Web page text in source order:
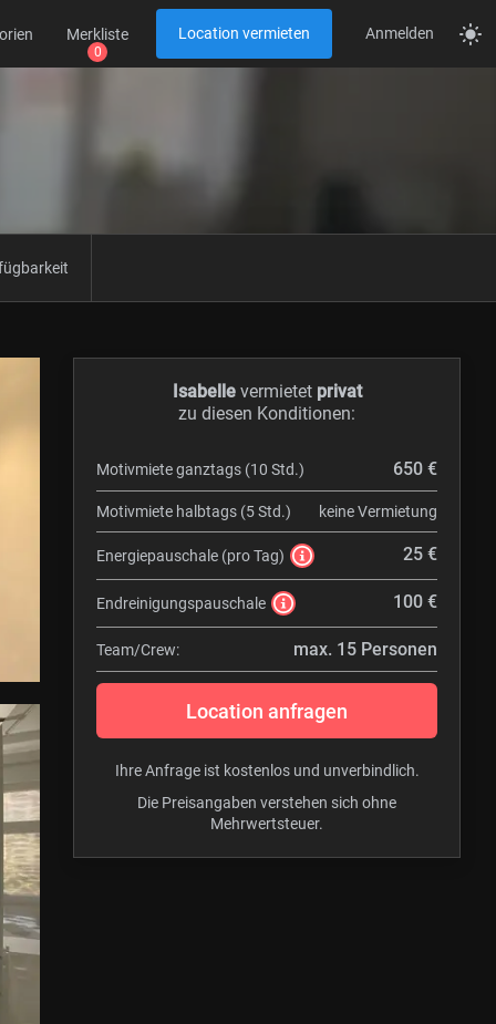
Merkliste Location vermieten Anmelden
Isabellevermietet privat
zu diesen Konditionen:
Motivmiete ganztags (10 Std.) 650 €
Motivmiete halbtags (5 Std.) keine Vermietung
Energiepauschale (pro Tag) 25 €
Endreinigungspauschale 100 €
Team/Crew: max. 15 Personen
Location anfragen
Ihre Anfrage ist kostenlos und unverbindlich.
Die Preisangaben verstehen sich ohne
Mehrwertsteuer.